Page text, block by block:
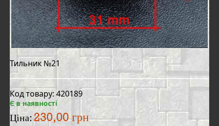
Тильник №21
Код товару: 420189
Є в наявності
Ціна:230,00 грн